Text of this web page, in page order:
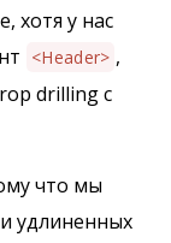
хотя у нас
<Header> ,
drilling с
что мы
удлиненных